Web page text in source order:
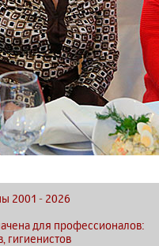
2001 - 2026
для профессионалов:
гигиенистов